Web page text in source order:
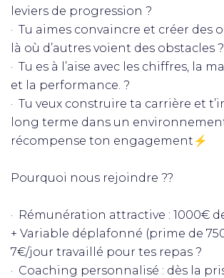
leviers de progression ?
· Tu aimes convaincre et créer des
là où d’autres voient des obstacles ?
· Tu es à l’aise avec les chiffres, la
et la performance. ?
· Tu veux construire ta carrière et
long terme dans un
récompense ton engagement⚡
Pourquoi nous rejoindre ??
· Rémunération attractive : 1000€
+ Variable déplafonné (prime de
7€/jour travaillé pour tes repas ?
· Coaching personnalisé : dès la